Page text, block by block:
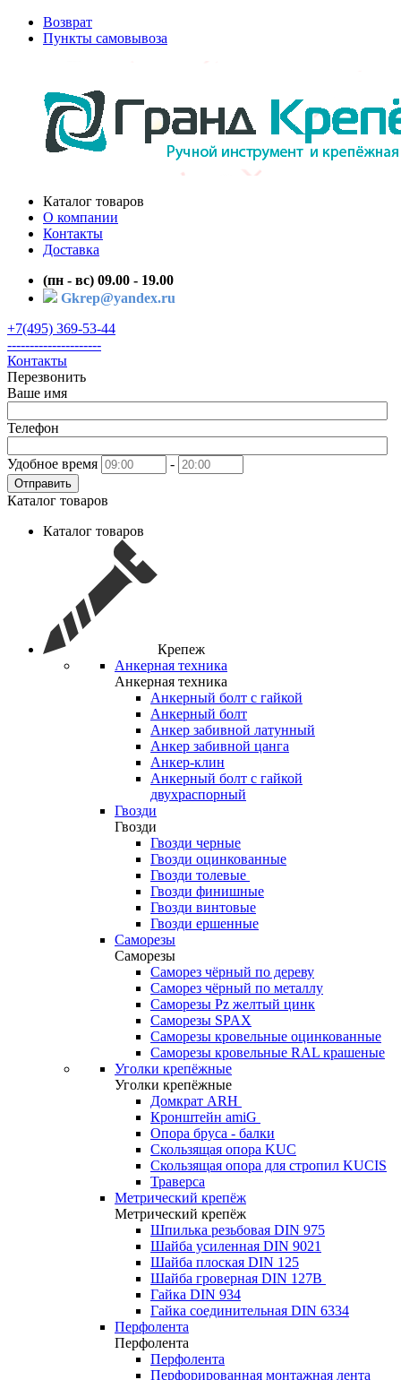
Возврат
Пункты самовывоза
Каталог товаров
О компании
Контакты
Доставка
(пн - вс) 09.00 - 19.00
Gkrep@yandex.ru
+7(495) 369-53-44
---------------------
Контакты
Перезвонить
Ваше имя
Телефон
Удобное время -
Отправить
Каталог товаров
Каталог товаров
Крепеж
Анкерная техника
Анкерная техника
Анкерный болт с гайкой
Анкерный болт
Анкер забивной латунный
Анкер забивной цанга
Анкер-клин
Анкерный болт с гайкой
двухраспорный
Гвозди
Гвозди
Гвозди черные
Гвозди оцинкованные
Гвозди толевые
Гвозди финишные
Гвозди винтовые
Гвозди ершенные
Саморезы
Саморезы
Саморез чёрный по дереву
Саморез чёрный по металлу
Саморезы Pz желтый цинк
Саморезы SPAX
Саморезы кровельные оцинкованные
Саморезы кровельные RAL крашеные
Уголки крепёжные
Уголки крепёжные
Домкрат ARH
Кронштейн amiG
Опора бруса - балки
Скользящая опора KUC
Скользящая опора для стропил KUCIS
Траверса
Метрический крепёж
Метрический крепёж
Шпилька резьбовая DIN 975
Шайба усиленная DIN 9021
Шайба плоская DIN 125
Шайба гроверная DIN 127B
Гайка DIN 934
Гайка соединительная DIN 6334
Перфолента
Перфолента
Перфолента
Перфорированная монтажная лента